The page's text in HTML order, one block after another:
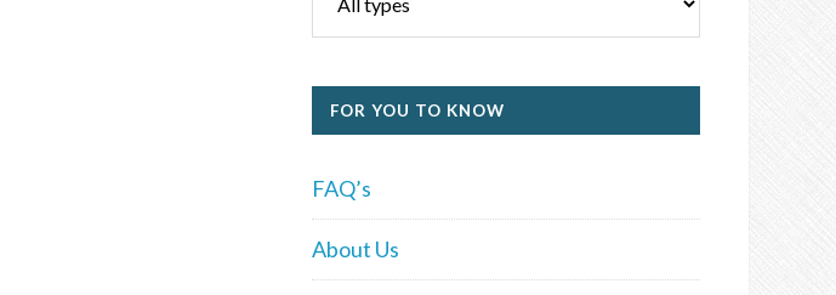
FOR YOU TO KNOW
FAQ’s
About Us